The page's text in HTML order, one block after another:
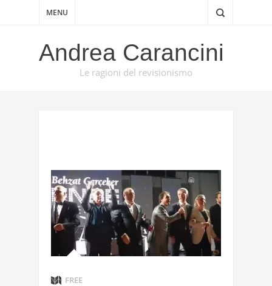
MENU
Andrea Carancini
Le ragioni del revisionismo
FREE